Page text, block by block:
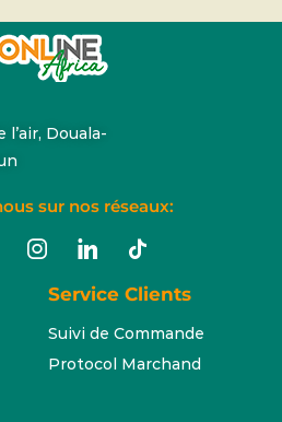
Douala-
sur nos réseaux:
Service Clients
Suivi de Commande
Protocol Marchand